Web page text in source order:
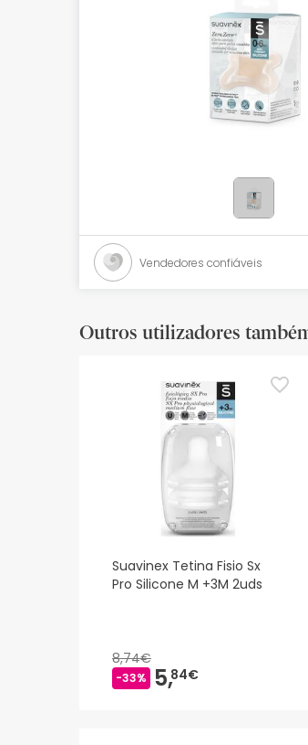
Promoções
Mais vendidos
Vendedores confiáveis
Outros utilizadores
Suavinex Tetina Fisio Sx
Pro Silicone M +3M 2uds
8,74€
-33% 5,84€